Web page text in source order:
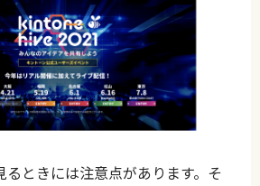
るときには注意点があります。そ